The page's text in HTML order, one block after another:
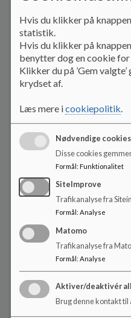
Hvis du klikker på
statistik.
Hvis du klikker på
benytter dog en cookie
Klikker du på ’Gem
krydset af.
Læs mere icookiepolitik.
Nødvendige cookies
Disse cookies
Formål: Funktionalitet
SiteImprove
Trafikanalyse fra
Formål : Analyse
Matomo
Trafikanalyse fra
Formål : Analyse
Aktiver/deaktivér
Brug denne kontakt